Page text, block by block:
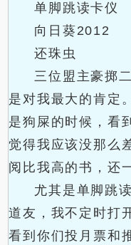
单脚跳读卡仪
向日葵2012
还珠虫
三位盟主豪掷
是对我最大的肯定
是狗屎的时候，看
觉得我应该没那么
阅比我高的书，还
尤其是单脚跳
道友，我不定时打
看到你们投月票和